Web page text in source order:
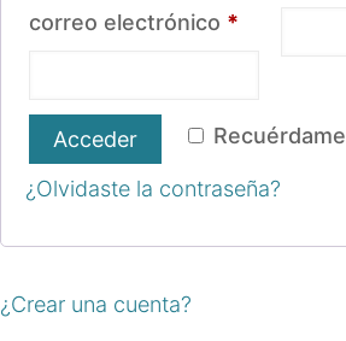
correo electrónico *
Recuérdame
Acceder
¿Olvidaste la contraseña?
¿Crear una cuenta?